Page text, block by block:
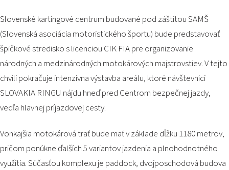
E-SHOP A VSTUPENKY
PRE FIRMY
KONTAKTY
Slovenské kartingové centrum budované pod záštitou SAMŠ
(Slovenská asociácia motoristického športu) bude predstavovať
špičkové stredisko s licenciou CIK FIA pre organizovanie
národných a medzinárodných motokárových majstrovstiev. V tejto
chvíli pokračuje intenzívna výstavba areálu, ktoré návštevníci
SLOVAKIA RINGU nájdu hneď pred Centrom bezpečnej jazdy,
vedľa hlavnej príjazdovej cesty.
Vonkajšia motokárová trať bude mať v základe dĺžku 1180 metrov,
pričom ponúkne ďalších 5 variantov jazdenia a plnohodnotného
využitia. Súčasťou komplexu je paddock, dvojposchodová budova